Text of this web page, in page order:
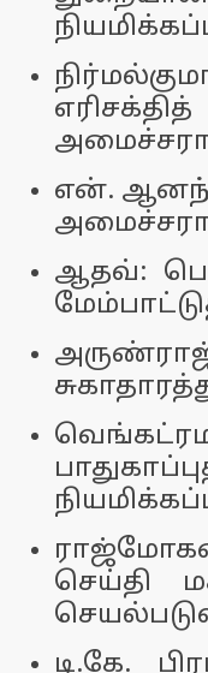
என்.
ஆதவ்:
செய்தி
டி.கே.